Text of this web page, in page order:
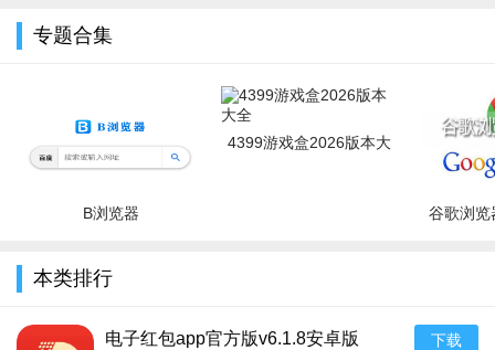
专题合集
B浏览器
4399游戏盒2026版本大
谷歌浏览
本类排行
电子红包app官方版v6.1.8安卓版 下载